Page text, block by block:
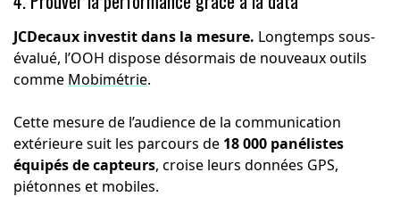
JCDecaux investit dans la mesure. Longtemps sous-
évalué, l’OOH dispose désormais de nouveaux outils
comme Mobimétrie.
Cette mesure de l’audience de la communication
extérieure suit les parcours de 18 000 panélistes
équipés de capteurs, croise leurs données GPS,
piétonnes et mobiles.